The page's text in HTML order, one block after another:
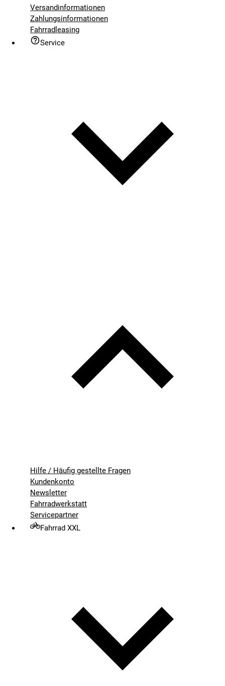
Versandinformationen
Zahlungsinformationen
Fahrradleasing
Service
Hilfe / Häufig gestellte Fragen
Kundenkonto
Newsletter
Fahrradwerkstatt
Servicepartner
Fahrrad XXL